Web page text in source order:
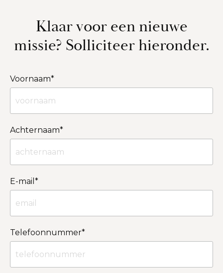
Klaar voor een nieuwe
missie? Solliciteer hieronder.
Voornaam*
Achternaam*
E-mail *
Telefoonnummer*